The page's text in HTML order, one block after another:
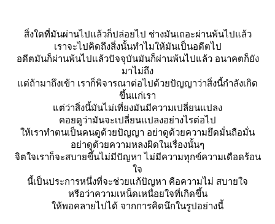
สิ่งใดที่มันผ่านไปแล้วก็ปล่อยไป ช่างมันเถอะผ่านพ้นไปแล้ว
เราจะไปคิดถึงสิ่งนั้นทำไมให้มันเป็นอดีตไป
อดีตมันก็ผ่านพ้นไปแล้วปัจจุบันมันก็ผ่านพ้นไปแล้ว อนาคตก็ยัง
มาไม่ถึง
ต่ถ้ามาถึงเข้า เราก็พิจารณาต่อไปด้วยปัญญาว่าสิ่งนี้กำลังเกิด
ขึ้นแก่เรา
ต่ว่าสิ่งนี้มันไม่เที่ยงมันมีความเปลี่ยนแปลง
คอยดูว่ามันจะเปลี่ยนแปลงอย่างไรต่อไป
ห้เราทำตนเป็นคนดูด้วยปัญญา อย่าดูด้วยความยึดมั่นถือมั่น
อย่าดูด้วยความหลงผิดในเรื่องนั้นๆ
จิตใจเราก็จะสบายขึ้นไม่มีปัญหา ไม่มีความทุกข์ความเดือดร้อน
จ
นี้เป็นประการหนึ่งที่จะช่วยแก้ปัญหา คือความไม่ สบายใจ
หรือว่าความเหน็ดเหนื่อยใจที่เกิดขึ้น
ห้พอคลายไปได้ จากการคิดนึกในรูปอย่างนี้